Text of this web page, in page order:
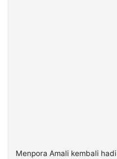
Menpora Amali kembali